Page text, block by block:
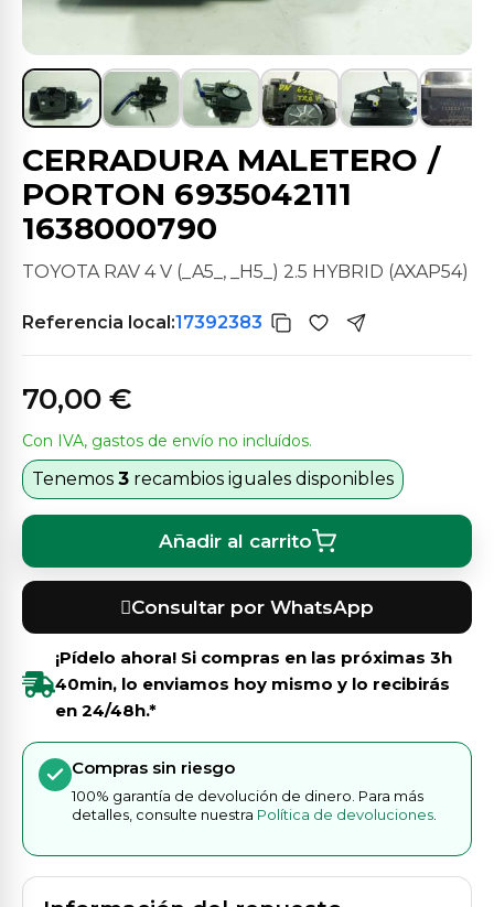
CERRADURA MALETERO /
PORTON 6935042111
1638000790
TOYOTA RAV 4 V (_A5_, _H5_) 2.5 HYBRID (AXAP54)
Referencia local:17392383
70,00 €
Con IVA, gastos de envío no incluídos.
Tenemos 3 recambios iguales disponibles
Añadir al carrito
Consultar por WhatsApp
¡Pídelo ahora! Si compras en las próximas 3h
40min, lo enviamos hoy mismo y lo recibirás
en 24/48h.*
Compras sin riesgo
100% garantía de devolución de dinero. Para más
detalles, consulte nuestra Política de devoluciones